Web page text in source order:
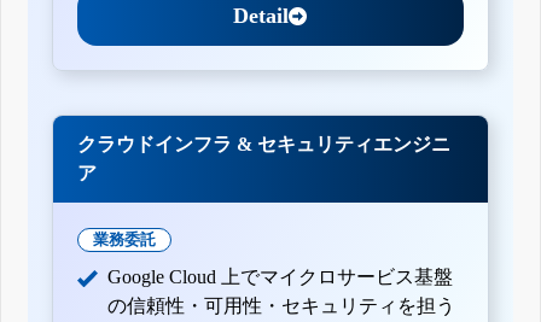
Detail
クラウドインフラ & セキュリティエンジニ
ア
業務委託
Google Cloud 上でマイクロサービス基盤
の信頼性・可用性・セキュリティを担う